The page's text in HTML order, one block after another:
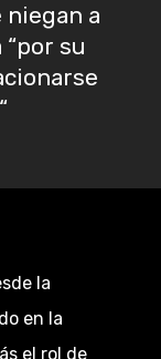
niegan a
su
la
en la
el rol de